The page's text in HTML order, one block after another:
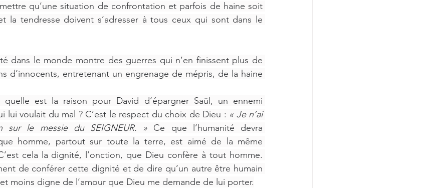
qu’une situation de confrontation et parfois de haine soit
la tendresse doivent s’adresser à tous ceux qui sont dans le
dans le monde montre des guerres qui n’en finissent plus de
d’innocents, entretenant un engrenage de mépris, de la haine
est la raison pour David d’épargner Saül, un ennemi
lui voulait du mal ? C’est le respect du choix de Dieu : « Je n’ai
le messie du SEIGNEUR. » Ce que l’humanité devra
homme, partout sur toute la terre, est aimé de la même
cela la dignité, l’onction, que Dieu confère à tout homme.
de conférer cette dignité et de dire qu’un autre être humain
moins digne de l’amour que Dieu me demande de lui porter.